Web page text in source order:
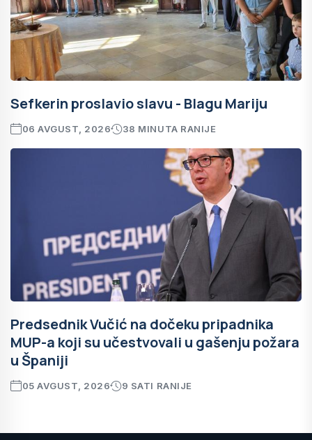
Sefkerin proslavio slavu - Blagu Mariju
06 AVGUST, 2026 38 MINUTA RANIJE
Predsednik Vučić na dočeku pripadnika
MUP-a koji su učestvovali u gašenju požara
u Španiji
05 AVGUST, 2026 9 SATI RANIJE